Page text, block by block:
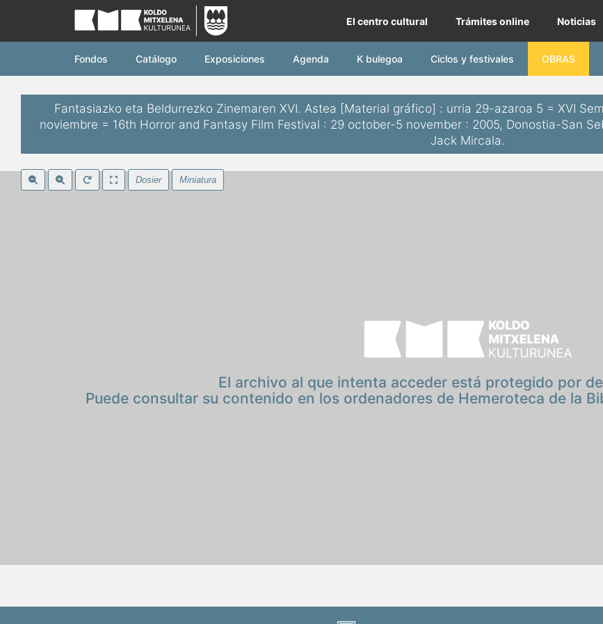
El centro cultural Trámites online Noticias
Fondos Catálogo Exposiciones Agenda K bulegoa Ciclos y festivales OBRAS
Fantasiazko eta Beldurrezko Zinemaren XVI. Astea [Material gráfico] : urria 29-azaroa 5 = XVI
noviembre = 16th Horror and Fantasy Film Festival : 29 october-5 november : 2005, Donostia-San
Jack Mircala.
Dosier Miniatura
El archivo al que intenta acceder está protegido por
Puede consultar su contenido en los ordenadores de Hemeroteca de la